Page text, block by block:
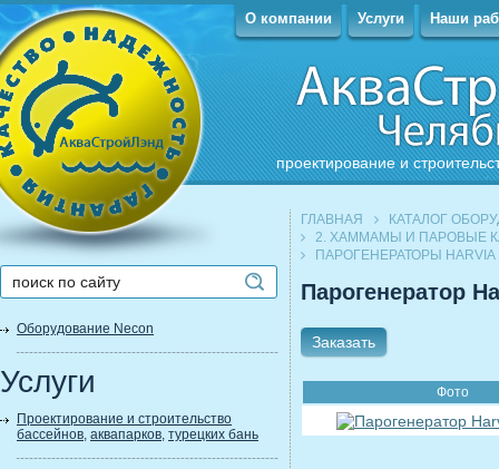
проектирование и
О компании Услуги Наши
Оборудование Necon
Услуги
Проектирование и строительство
бассейнов, аквапарков, турецких бань
ГЛАВНАЯ
КАТАЛОГ
2. ХАММАМЫ И ПАРОВЫЕ
ПАРОГЕНЕРАТОРЫ HARVIA
Парогенератор
Заказать
Фото